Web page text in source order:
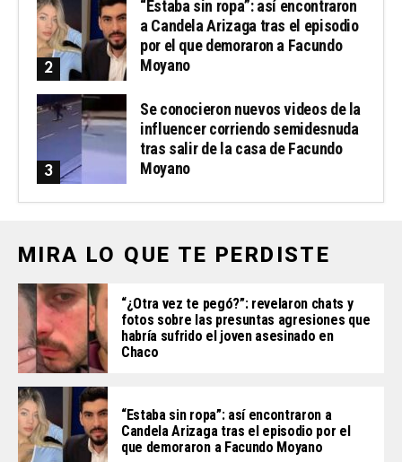
“Estaba sin ropa”: así encontraron
a Candela Arizaga tras el episodio
por el que demoraron a Facundo
Moyano
Se conocieron nuevos videos de la
influencer corriendo semidesnuda
tras salir de la casa de Facundo
Moyano
MIRA LO QUE TE PERDISTE
“¿Otra vez te pegó?”: revelaron chats y
fotos sobre las presuntas agresiones que
habría sufrido el joven asesinado en
Chaco
“Estaba sin ropa”: así encontraron a
Candela Arizaga tras el episodio por el
que demoraron a Facundo Moyano